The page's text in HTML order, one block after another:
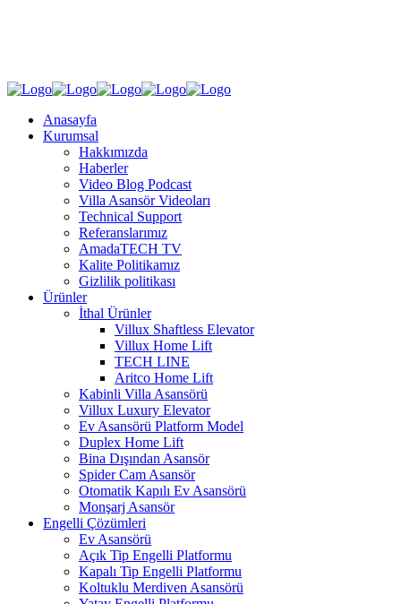
Anasayfa
Kurumsal
Hakkımızda
Haberler
Video Blog Podcast
Villa Asansör Videoları
Technical Support
Referanslarımız
AmadaTECH TV
Kalite Politikamız
Gizlilik politikası
Ürünler
İthal Ürünler
Villux Shaftless Elevator
Villux Home Lift
TECH LINE
Aritco Home Lift
Kabinli Villa Asansörü
Villux Luxury Elevator
Ev Asansörü Platform Model
Duplex Home Lift
Bina Dışından Asansör
Spider Cam Asansör
Otomatik Kapılı Ev Asansörü
Monşarj Asansör
Engelli Çözümleri
Ev Asansörü
Açık Tip Engelli Platformu
Kapalı Tip Engelli Platformu
Koltuklu Merdiven Asansörü